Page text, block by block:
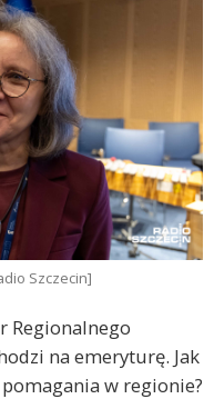
Szczecin]
Regionalnego
na emeryturę. Jak
w regionie?